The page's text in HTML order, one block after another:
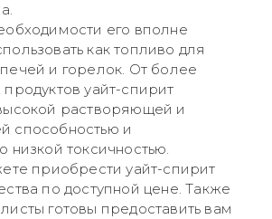
его вполне
как топливо для
и горелок. От более
продуктов уайт-спирит
растворяющей и
способностью и
низкой токсичностью.
приобрести уайт-спирит
по доступной цене. Также
готовы предоставить вам